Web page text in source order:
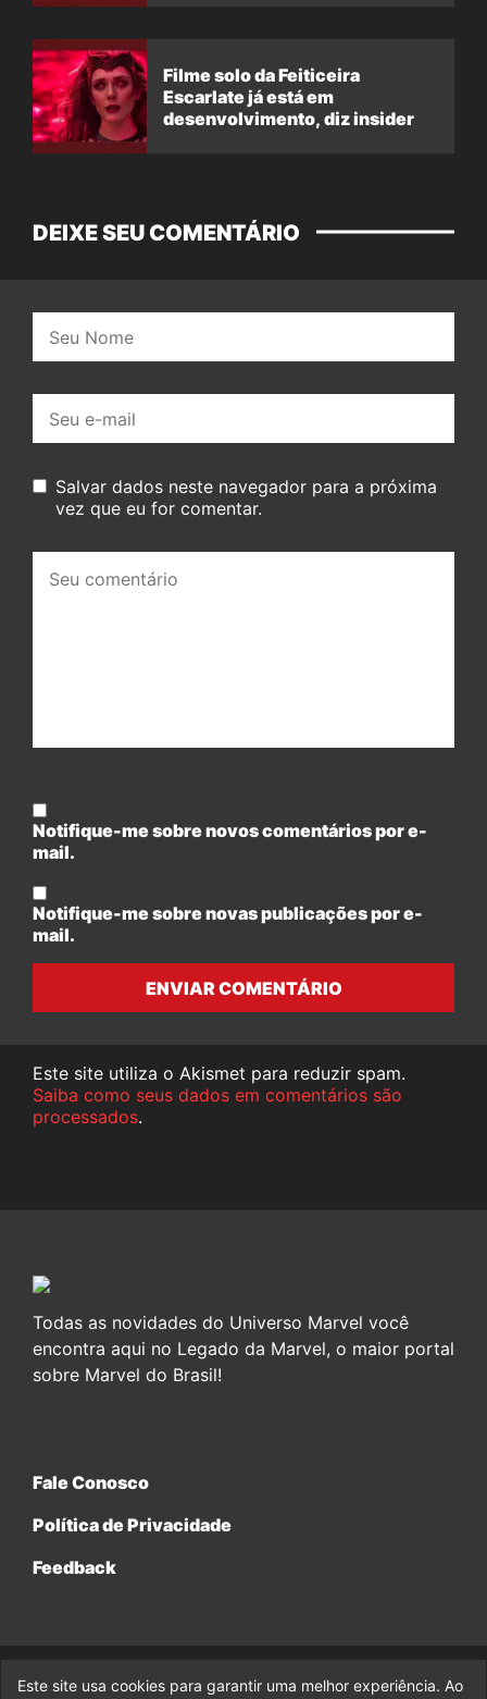
Filme solo da Feiticeira
Escarlate já está em
desenvolvimento, diz insider
DEIXE SEU COMENTÁRIO
mail:
Salvar dados neste navegador para a próxima
vez que eu for comentar.
comentário:
Notifique-me sobre novos comentários por e-
mail.
Notifique-me sobre novas publicações por e-
mail.
ENVIAR COMENTÁRIO
Este site utiliza o Akismet para reduzir spam.
Saiba como seus dados em comentários são
processados.
Todas as novidades do Universo Marvel você
encontra aqui no Legado da Marvel, o maior portal
sobre Marvel do Brasil!
Fale Conosco
Política de Privacidade
Feedback
© 2017-2026 Legado da Marvel, uma empresa da Legado
Este site usa cookies para garantir uma melhor experiência. Ao